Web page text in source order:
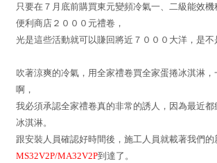
只要在７月底前購買東元變頻冷氣一、二級能效
便利商店２０００元禮卷，
光是這些活動就可以賺回將近７０００大洋，是不
吹著涼爽的冷氣，用全家禮卷買全家蛋捲冰淇淋
啊，
我必須承認全家禮卷真的非常的誘人，因為最近
冰淇淋。
跟安裝人員確認好時間後，施工人員就載著我們的
MS32V2P/MA32V2P到達了。